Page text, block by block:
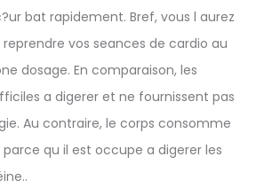
bat rapidement. Bref, vous l aurez
vos seances de cardio au
dosage. En comparaison, les
a digerer et ne fournissent pas
Au contraire, le corps consomme
qu il est occupe a digerer les